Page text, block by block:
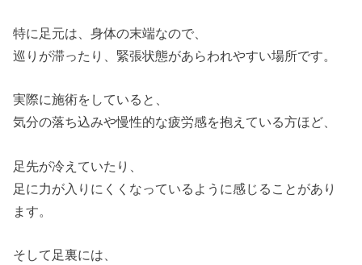
特に足元は、身体の末端なので、
巡りが滞ったり、緊張状態があらわれやすい場所です。
実際に施術をしていると、
気分の落ち込みや慢性的な疲労感を抱えている方ほど、
足先が冷えていたり、
足に力が入りにくくなっているように感じることがあり
ます。
そして足裏には、